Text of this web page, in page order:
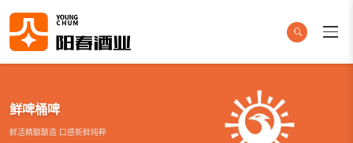
鲜啤桶啤
鲜活精酿酿造 口感新鲜纯粹